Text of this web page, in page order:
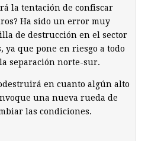
la tentación de confiscar
Ha sido un error muy
de destrucción en el sector
ya que pone en riesgo a todo
separación norte-sur.
en cuanto algún alto
una nueva rueda de
las condiciones.